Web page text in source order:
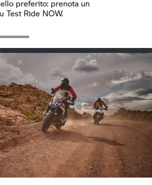
preferito: prenota un
Test Ride NOW.